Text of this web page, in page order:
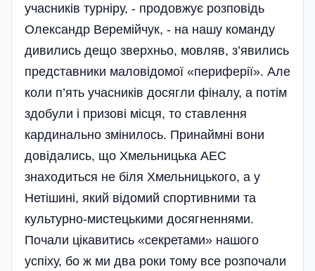
учасників турніру, - продовжує розповідь
Олександр Веремійчук, - на нашу команду
дивились дещо зверхньо, мовляв, з’явились
представники маловідомої «периферії». Але
коли п’ять учасників досягли фіналу, а потім
здобули і призові місця, то ставлення
кардинально змінилось. Принаймні вони
дові­дались, що Хмельницька АЕС
знаходиться не біля Хмельницького, а у
Нетішині, який відомий спортивними та
культурно-мистецькими досягненнями.
Почали цікавитись «секретами» нашого
успіху, бо ж ми два роки тому все розпочали